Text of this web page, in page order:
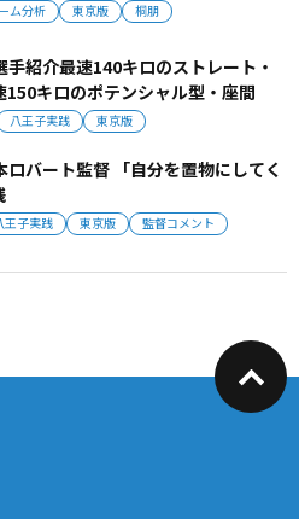
ム分析 東京版 桐朋
介最速140キロのストレート・
キロのポテンシャル型・座間
八王子実践 東京版
バート監督 「自分を置物にしてく
王子実践 東京版 監督コメント